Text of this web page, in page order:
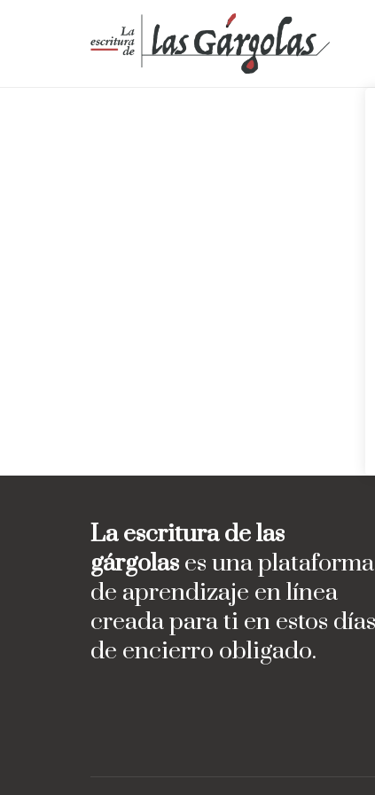
La escritura de las
gárgolas es una plataforma
de aprendizaje en línea
creada para ti en estos días
de encierro obligado.